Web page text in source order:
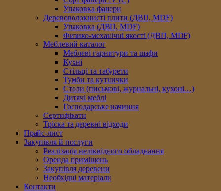
Упаковка фанери
Деревоволокнисті плити (ДВП, MDF)
Упаковка (ДВП, MDF)
Физико-механічні якості (ДВП, MDF)
Меблевий каталог
Меблеві гарнитури та шафи
Кухні
Стільці та табурети
Тумби та кутнички
Столи (письмові, журнальні, кухоні…)
Дитячі меблі
Господарське начиння
Сертифікати
Тріска та деревні відходи
Прайс-лист
Закупівля й послуги
Реалізація неліквідного обладнання
Оренда приміщень
Закупівля деревени
Необхідні матеріали
Контакти